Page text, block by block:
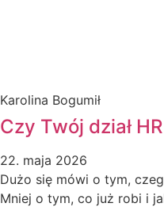
Karolina Bogumił
Czy Twój dział
22. maja 2026
Dużo się mówi o tym,
Mniej o tym, co już robi i